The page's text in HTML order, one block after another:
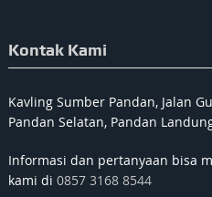
Kontak Kami
Kavling Sumber Pandan, Jalan
Pandan Selatan, Pandan
Informasi dan pertanyaan bisa
kami di 0857 3168 8544